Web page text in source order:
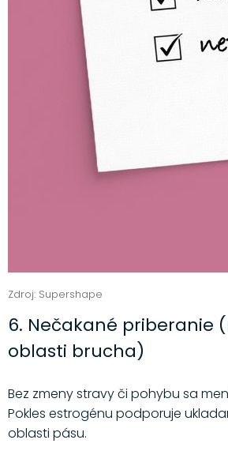
Zdroj: Supershape
6. Nečakané priberanie
oblasti brucha)
Bez zmeny stravy či pohybu sa
Pokles estrogénu podporuje
oblasti pásu.